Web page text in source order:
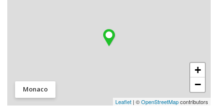
Monaco
+
−
Leaflet | ©OpenStreetMapcontributors